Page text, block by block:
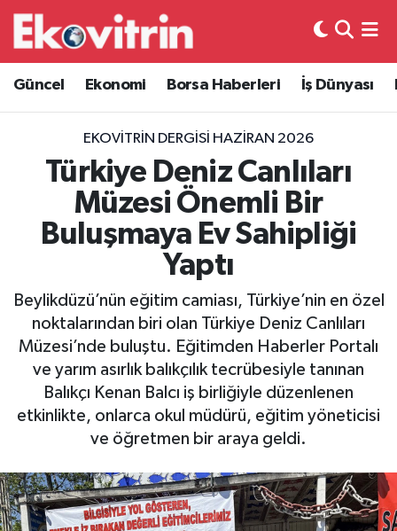
Güncel Ekonomi Borsa Haberleri İş Dünyası
EKOVITRIN DERGISI HAZIRAN 2026
Türkiye Deniz Canlıları
Müzesi Önemli Bir
Buluşmaya Ev Sahipliği
Yaptı
Beylikdüzü’nün eğitim camiası, Türkiye’nin en özel
noktalarından biri olan Türkiye Deniz Canlıları
Müzesi’nde buluştu. Eğitimden Haberler Portalı
ve yarım asırlık balıkçılık tecrübesiyle tanınan
Balıkçı Kenan Balcı iş birliğiyle düzenlenen
etkinlikte, onlarca okul müdürü, eğitim yöneticisi
ve öğretmen bir araya geldi.
Güncel
Ekonomi
Borsa Haberleri
İş Dünyası
Lojistik
Otovitrin
Asayiş
Magazin
Gayrimenkul
Spor
Eğitim
Hava Durumu
Trafik Durumu
Süper Lig Puan Durumu ve Fikstür
Tüm Manşetler
Son Dakika Haberleri
Haber Arşivi